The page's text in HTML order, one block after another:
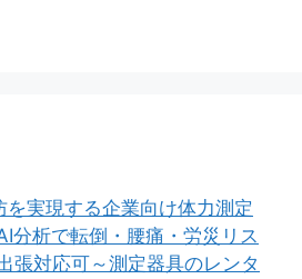
実現する企業向け体力測定
分析で転倒・腰痛・労災リス
張対応可～測定器具のレンタ